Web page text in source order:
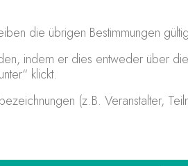
die übrigen Bestimmungen
indem er dies entweder über
klickt.
(z.B. Veranstalter,